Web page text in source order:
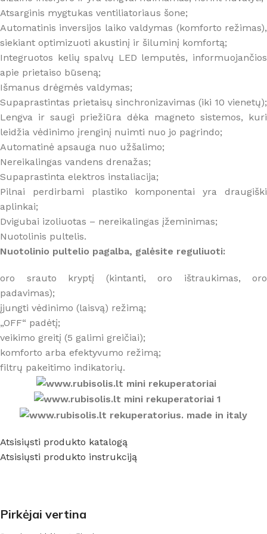
Atsarginis mygtukas ventiliatoriaus šone;
Automatinis inversijos laiko valdymas (komforto režimas),
siekiant optimizuoti akustinį ir šiluminį komfortą;
Integruotos kelių spalvų LED lemputės, informuojančios
apie prietaiso būseną;
Išmanus drėgmės valdymas;
Supaprastintas prietaisų sinchronizavimas (iki 10 vienetų);
Lengva ir saugi priežiūra dėka magneto sistemos, kuri
leidžia vėdinimo įrenginį nuimti nuo jo pagrindo;
Automatinė apsauga nuo užšalimo;
Nereikalingas vandens drenažas;
Supaprastinta elektros instaliacija;
Pilnai perdirbami plastiko komponentai yra draugiški
aplinkai;
Dvigubai izoliuotas – nereikalingas įžeminimas;
Nuotolinis pultelis.
Nuotolinio pultelio pagalba, galėsite reguliuoti:
oro srauto kryptį (kintanti, oro ištraukimas, oro
padavimas);
įjungti vėdinimo (laisvą) režimą;
„OFF“ padėtį;
veikimo greitį (5 galimi greičiai);
komforto arba efektyvumo režimą;
filtrų pakeitimo indikatorių.
Atsisiųsti produkto katalogą
Atsisiųsti produkto instrukciją
Pirkėjai vertina